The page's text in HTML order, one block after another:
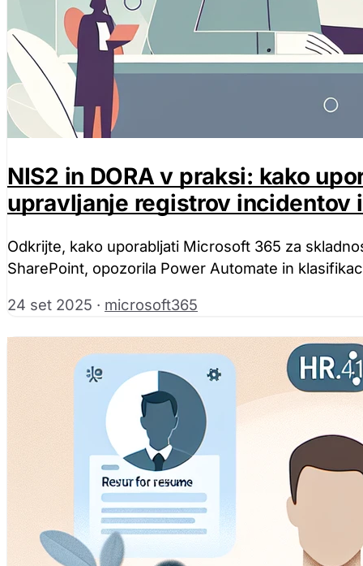
NIS2 in DORA v praksi: kako
upravljanje registrov incidentov
Odkrijte, kako uporabljati Microsoft 365 za
SharePoint, opozorila Power Automate in
24 set 2025 · microsoft365